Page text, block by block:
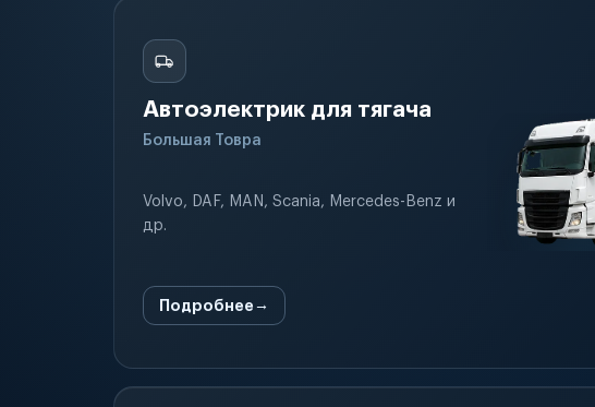
Автоэлектрик для тягача
Большая Товра
Volvo, DAF, MAN, Scania, Mercedes-Benz и
др.
Подробнее